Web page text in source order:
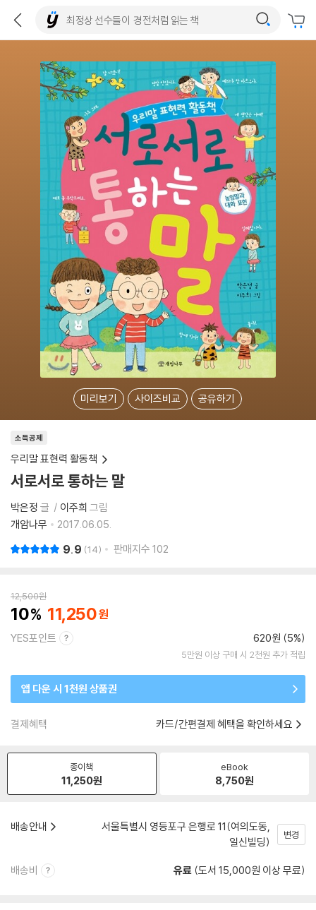
미리보기 사이즈비교 공유하기
소득공제
우리말 표현력 활동책
서로서로 통하는 말
박은정 글 이주희 그림
개암나무
2017.06.05.
9.9 14 판매지수 102
12,500원
10 11,250
YES포인트 620원 (5%)
5만원 이상 구매 시 2천원 추가 적립
앱 다운 시 1천원 상품권
결제혜택 카드/간편결제 혜택을 확인하세요
종이책
11,250원
eBook
8,750원
배송안내
서울특별시 영등포구 은행로 11(여의도동,
일신빌딩)
변경
배송비 유료 (도서 15,000원 이상 무료)